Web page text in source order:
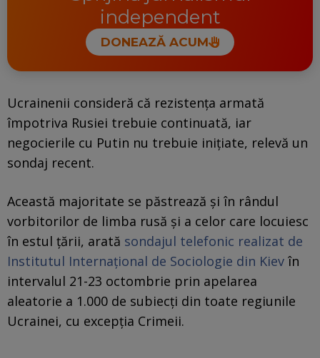
independent
DONEAZĂ ACUM
Ucrainenii consideră că rezistența armată
împotriva Rusiei trebuie continuată, iar
negocierile cu Putin nu trebuie inițiate, relevă un
sondaj recent.
Această majoritate se păstrează și în rândul
vorbitorilor de limba rusă și a celor care locuiesc
în estul țării, arată sondajul telefonic realizat de
Institutul Internațional de Sociologie din Kiev în
intervalul 21-23 octombrie prin apelarea
aleatorie a 1.000 de subiecți din toate regiunile
Ucrainei, cu excepția Crimeii.